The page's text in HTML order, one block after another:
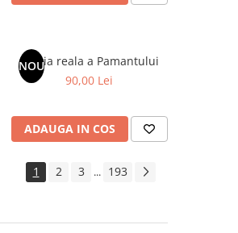
NOU
Istoria reala a Pamantului
90,00 Lei
ADAUGA IN COS
1 2 3 ... 193